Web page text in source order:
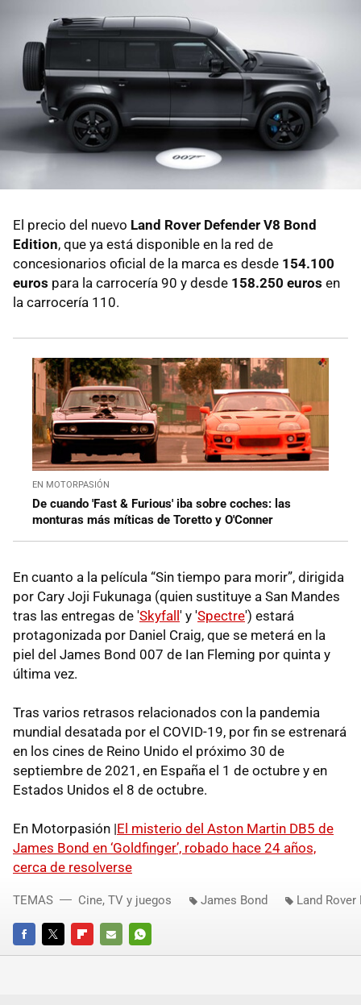
El precio del nuevo Land Rover Defender V8 Bond
Edition, que ya está disponible en la red de
concesionarios oficial de la marca es desde 154.100
euros para la carrocería 90 y desde 158.250 euros en
la carrocería 110.
EN MOTORPASIÓN
De cuando 'Fast & Furious' iba sobre coches: las
monturas más míticas de Toretto y O'Conner
En cuanto a la película “Sin tiempo para morir”, dirigida
por Cary Joji Fukunaga (quien sustituye a San Mandes
tras las entregas de 'Skyfall' y 'Spectre') estará
protagonizada por Daniel Craig, que se meterá en la
piel del James Bond 007 de Ian Fleming por quinta y
última vez.
Tras varios retrasos relacionados con la pandemia
mundial desatada por el COVID-19, por fin se estrenará
en los cines de Reino Unido el próximo 30 de
septiembre de 2021, en España el 1 de octubre y en
Estados Unidos el 8 de octubre.
En Motorpasión |El misterio del Aston Martin DB5 de
James Bond en ‘Goldfinger’, robado hace 24 años,
cerca de resolverse
FACEBOOKTWITTERFLIPBOARD
E-
WHATSAPP
TEMAS Cine, TV y juegos James Bond Land Rover